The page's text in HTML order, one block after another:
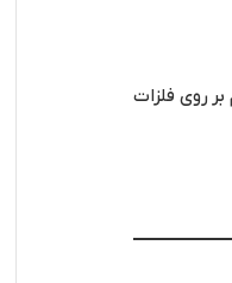
روی فلزات